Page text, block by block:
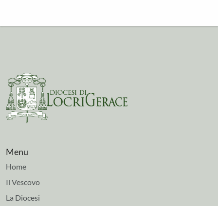
Menu
Home
Il Vescovo
La Diocesi